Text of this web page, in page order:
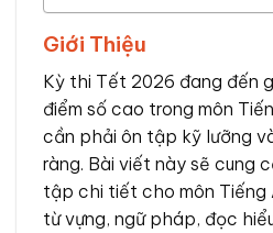
Giới Thiệu
Kỳ thi Tết 2026 đang đến
điểm số cao trong môn
cần phải ôn tập kỹ lưỡng
ràng. Bài viết này sẽ cung
tập chi tiết cho môn Tiếng
từ vựng, ngữ pháp, đọc